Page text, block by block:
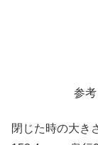
参考
閉じた時の大き